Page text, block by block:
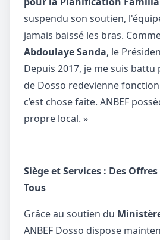
suspendu son soutien,
jamais baissé les bras.
Abdoulaye Sanda, le
Depuis 2017, je me suis
de Dosso redevienne
c’est chose faite. ANBEF
propre local. »
Siège et Services : Des
Tous
Grâce au soutien du
ANBEF Dosso dispose